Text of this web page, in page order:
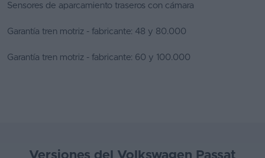
Sensores de aparcamiento traseros con cámara
Garantía tren motriz - fabricante: 48 y 80.000
Garantía tren motriz - fabricante: 60 y 100.000
Versiones del Volkswagen Passat